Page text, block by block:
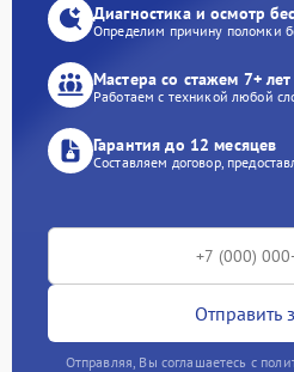
Диагностика и осмотр
Определим причину поломки
Мастера со стажем 7+ лет
Работаем с техникой любой
Гарантия до 12 месяцев
Составляем договор,
Отправить
Отправляя, Вы соглашаетесь с